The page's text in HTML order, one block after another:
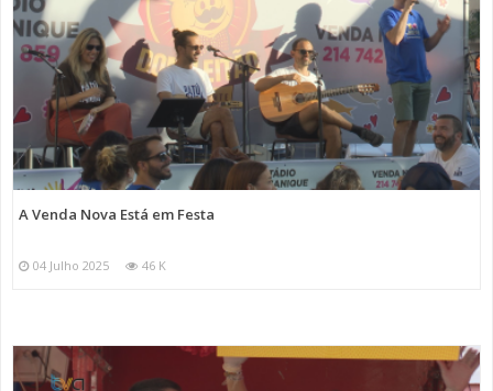
A Venda Nova Está em Festa
04 Julho 2025 46 K